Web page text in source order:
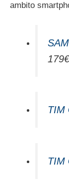
ambito
179€
TIM
TIM